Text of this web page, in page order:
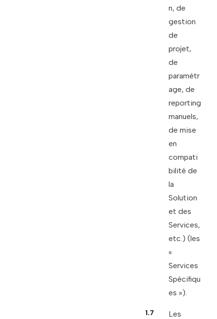
n, de
gestion
de
projet,
de
paramétr
age, de
reporting
manuels,
de mise
en
compati
bilité de
la
Solution
et des
Services,
etc.) (les
«
Services
Spécifiqu
es »).
1.7
Les